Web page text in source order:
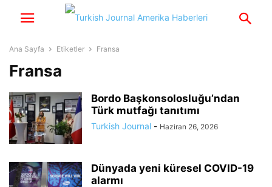
Ana Sayfa Etiketler Fransa
Fransa
Bordo Başkonsolosluğu’ndan
Türk mutfağı tanıtımı
Turkish Journal - Haziran 26, 2026
Dünyada yeni küresel COVID-19
alarmı